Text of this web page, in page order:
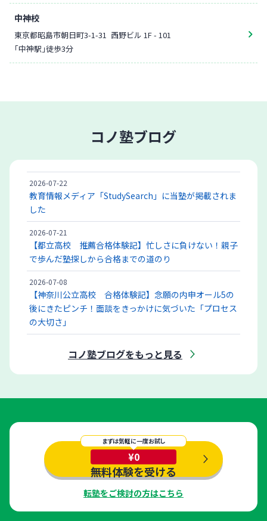
中神校
東京都昭島市朝日町3-1-31 西野ビル 1F - 101
「中神駅」徒歩3分
コノ塾ブログ
2026-07-22
教育情報メディア「StudySearch」に当塾が掲載されま
した
2026-07-21
【都立高校 推薦合格体験記】忙しさに負けない！親子
で歩んだ塾探しから合格までの道のり
2026-07-08
【神奈川公立高校 合格体験記】念願の内申オール5の
後にきたピンチ！面談をきっかけに気づいた「プロセス
の大切さ」
コノ塾ブログをもっと見る
まずは気軽に一度お試し
¥0
無料体験を受ける
転塾をご検討の方はこちら